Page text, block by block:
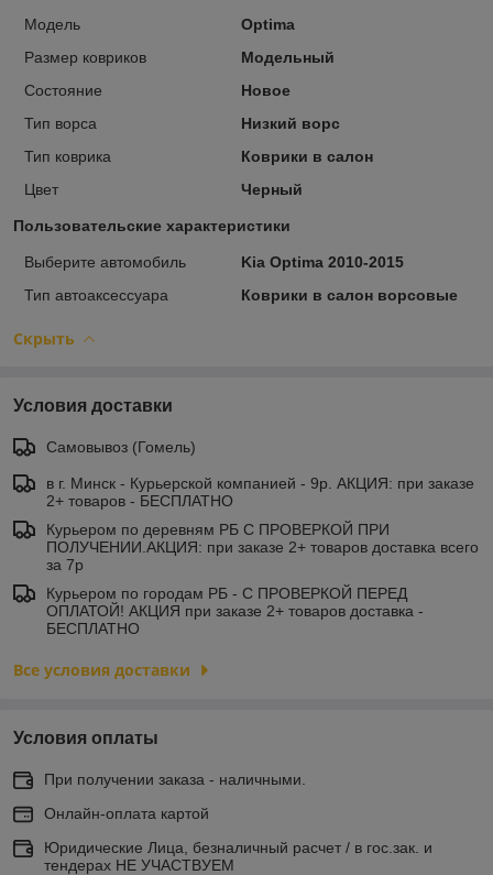
Модель
Optima
Размер ковриков
Модельный
Состояние
Новое
Тип ворса
Низкий ворс
Тип коврика
Коврики в салон
Цвет
Черный
Пользовательские характеристики
Выберите автомобиль
Kia Optima 2010-2015
Тип автоаксессуара
Коврики в салон ворсовые
Скрыть
Условия доставки
Самовывоз (Гомель)
в г. Минск - Курьерской компанией - 9р. АКЦИЯ: при заказе
2+ товаров - БЕСПЛАТНО
Курьером по деревням РБ С ПРОВЕРКОЙ ПРИ
ПОЛУЧЕНИИ.АКЦИЯ: при заказе 2+ товаров доставка всего
за 7р
Курьером по городам РБ - С ПРОВЕРКОЙ ПЕРЕД
ОПЛАТОЙ! АКЦИЯ при заказе 2+ товаров доставка -
БЕСПЛАТНО
Все условия доставки
Условия оплаты
При получении заказа - наличными.
Онлайн-оплата картой
Юридические Лица, безналичный расчет / в гос.зак. и
тендерах НЕ УЧАСТВУЕМ